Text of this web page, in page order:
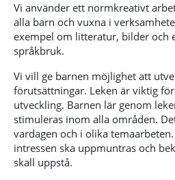
Vi använder ett normkreativt
alla barn och vuxna i
exempel om litteratur, bilder och
språkbruk.
Vi vill ge barnen möjlighet att
förutsättningar. Leken är viktig
utveckling. Barnen lär genom
stimuleras inom alla områden.
vardagen och i olika
intressen ska uppmuntras och
skall uppstå.